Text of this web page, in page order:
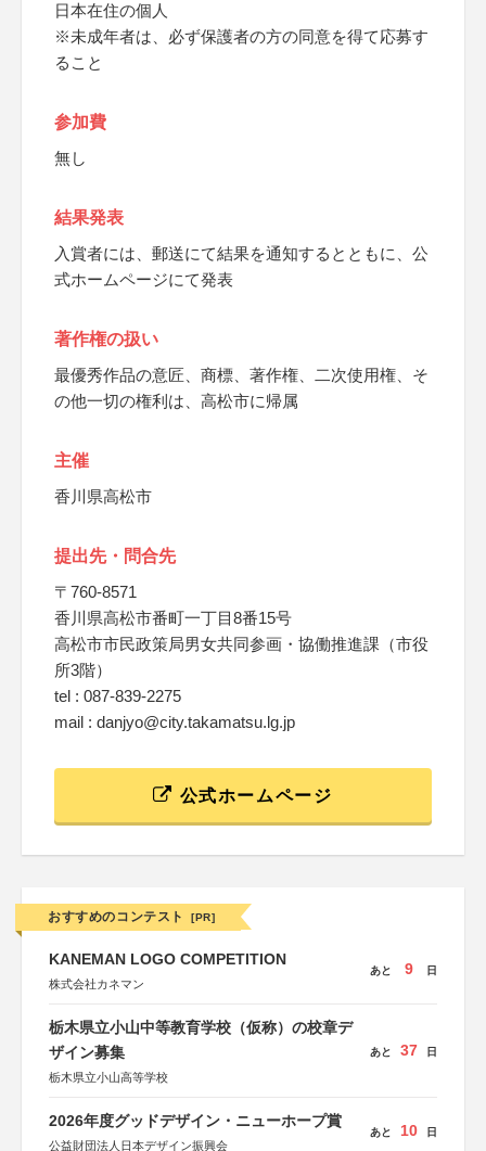
日本在住の個人
※未成年者は、必ず保護者の方の同意を得て応募す
ること
参加費
無し
結果発表
入賞者には、郵送にて結果を通知するとともに、公
式ホームページにて発表
著作権の扱い
最優秀作品の意匠、商標、著作権、二次使用権、そ
の他一切の権利は、高松市に帰属
主催
香川県高松市
提出先・問合先
〒760-8571
香川県高松市番町一丁目8番15号
高松市市民政策局男女共同参画・協働推進課（市役
所3階）
tel : 087-839-2275
mail : danjyo@city.takamatsu.lg.jp
公式ホームページ
おすすめのコンテスト [PR]
KANEMAN LOGO COMPETITION
株式会社カネマン
あと 9 日
栃木県立小山中等教育学校（仮称）の校章デ
ザイン募集
栃木県立小山高等学校
あと 37 日
2026年度グッドデザイン・ニューホープ賞
公益財団法人日本デザイン振興会
あと 10 日